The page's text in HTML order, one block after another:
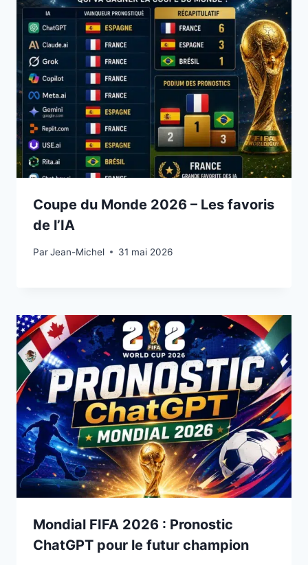
Coupe du Monde 2026 – Les favoris
de l’IA
ParJean-Michel
31 mai 2026 31 mai 2026
Mondial FIFA 2026 : Pronostic
ChatGPT pour le futur champion